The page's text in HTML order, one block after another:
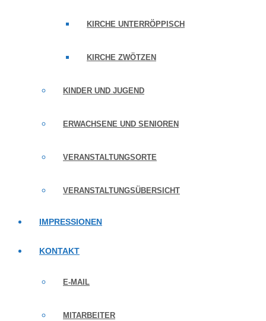
KIRCHE UNTERRÖPPISCH
KIRCHE ZWÖTZEN
KINDER UND JUGEND
ERWACHSENE UND SENIOREN
VERANSTALTUNGSORTE
VERANSTALTUNGSÜBERSICHT
IMPRESSIONEN
KONTAKT
E-MAIL
MITARBEITER